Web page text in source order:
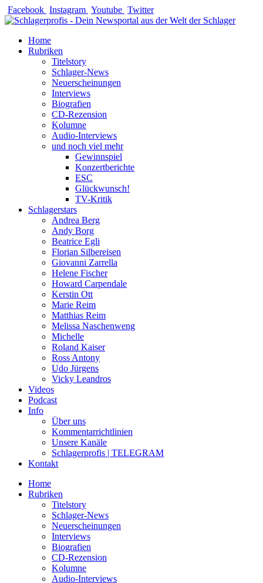
Zum
Inhalt
Facebook Instagram Youtube Twitter
Home
Rubriken
Titelstory
Schlager-News
Neuerscheinungen
Interviews
Biografien
CD-Rezension
Kolumne
Audio-Interviews
und noch viel mehr
Gewinnspiel
Konzertberichte
ESC
Glückwunsch!
TV-Kritik
Schlagerstars
Andrea Berg
Andy Borg
Beatrice Egli
Florian Silbereisen
Giovanni Zarrella
Helene Fischer
Howard Carpendale
Kerstin Ott
Marie Reim
Matthias Reim
Melissa Naschenweng
Michelle
Roland Kaiser
Ross Antony
Udo Jürgens
Vicky Leandros
Videos
Podcast
Info
Über uns
Kommentarrichtlinien
Unsere Kanäle
Schlagerprofis | TELEGRAM
Kontakt
Home
Rubriken
Titelstory
Schlager-News
Neuerscheinungen
Interviews
Biografien
CD-Rezension
Kolumne
Audio-Interviews